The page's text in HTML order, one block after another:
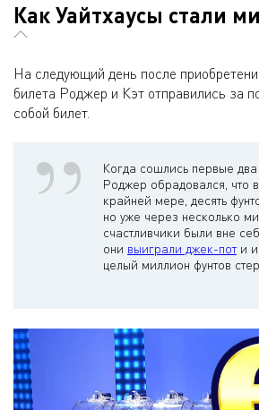
Как Уайтхаусы стали
На следующий день после
билета Роджер и Кэт отправились за
собой билет.
Когда сошлись первые
Роджер обрадовался, что
крайней мере, десять
но уже через несколько
счастливчики были вне
они выиграли джек-поти
целый миллион фунтов